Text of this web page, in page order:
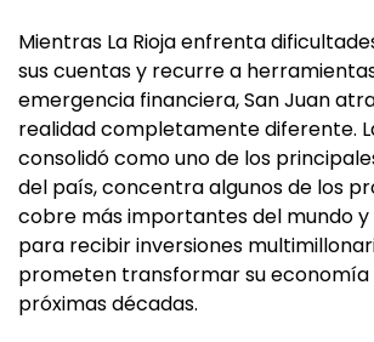
Mientras La Rioja enfrenta
sus cuentas y recurre a
emergencia financiera, San Juan
realidad completamente diferente.
consolidó como uno de los
del país, concentra algunos de los
cobre más importantes del mundo
para recibir inversiones
prometen transformar su economía
próximas décadas.